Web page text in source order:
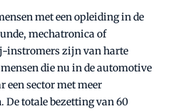
met een opleiding in de
mechatronica of
instromers zijn van harte
die nu in de automotive
een sector met meer
totale bezetting van 60